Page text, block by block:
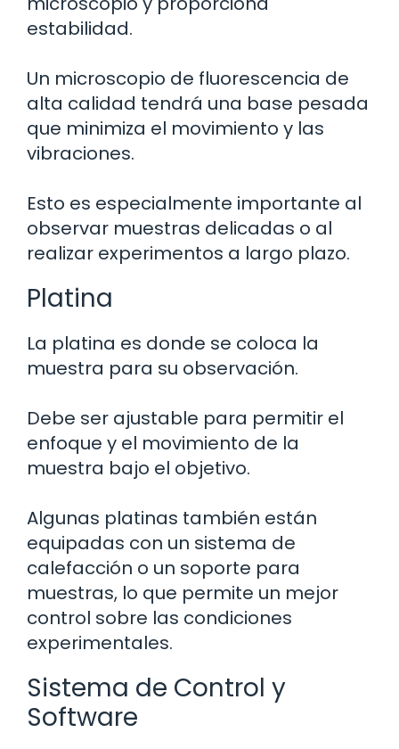
estabilidad.
Un microscopio de fluorescencia de
alta calidad tendrá una base pesada
que minimiza el movimiento y las
vibraciones.
Esto es especialmente importante al
observar muestras delicadas o al
realizar experimentos a largo plazo.
Platina
La platina es donde se coloca la
muestra para su observación.
Debe ser ajustable para permitir el
enfoque y el movimiento de la
muestra bajo el objetivo.
Algunas platinas también están
equipadas con un sistema de
calefacción o un soporte para
muestras, lo que permite un mejor
control sobre las condiciones
experimentales.
Sistema de Control y
Software